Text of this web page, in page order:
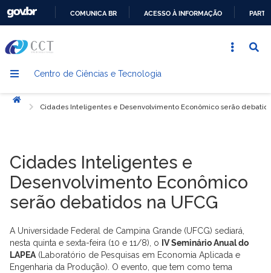
CONTEÚDO
COMUNICA BR ACESSO À INFORMAÇÃO
Centro de Ciências e Tecnologia
Início
Cidades Inteligentes e Desenvolvimento Econômico serão
Cidades Inteligentes e
Desenvolvimento Econômico
serão debatidos na UFCG
A Universidade Federal de Campina Grande (UFCG) sediará,
nesta quinta e sexta-feira (10 e 11/8), o IV Seminário Anual do
LAPEA (Laboratório de Pesquisas em Economia Aplicada e
Engenharia da Produção). O evento, que tem como tema